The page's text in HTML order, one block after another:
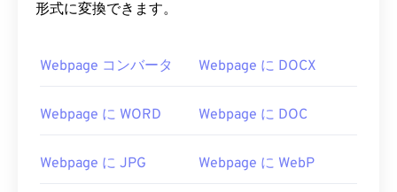
形式に変換できます。
Webpage コンバータ Webpage に DOCX
Webpage に WORD Webpage に DOC
Webpage に JPG Webpage に WebP